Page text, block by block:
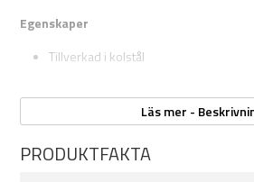
Egenskaper
Tillverkad i kolstål
Avsedd för matlagning över öppen
Kan användas med metallredskap
Läs mer -
PRODUKTFAKTA